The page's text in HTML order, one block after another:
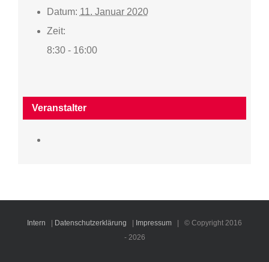
Datum: 11. Januar 2020
Zeit:
8:30 - 16:00
Veranstalter
Intern | Datenschutzerklärung | Impressum | © Copyright 2016
- 2026